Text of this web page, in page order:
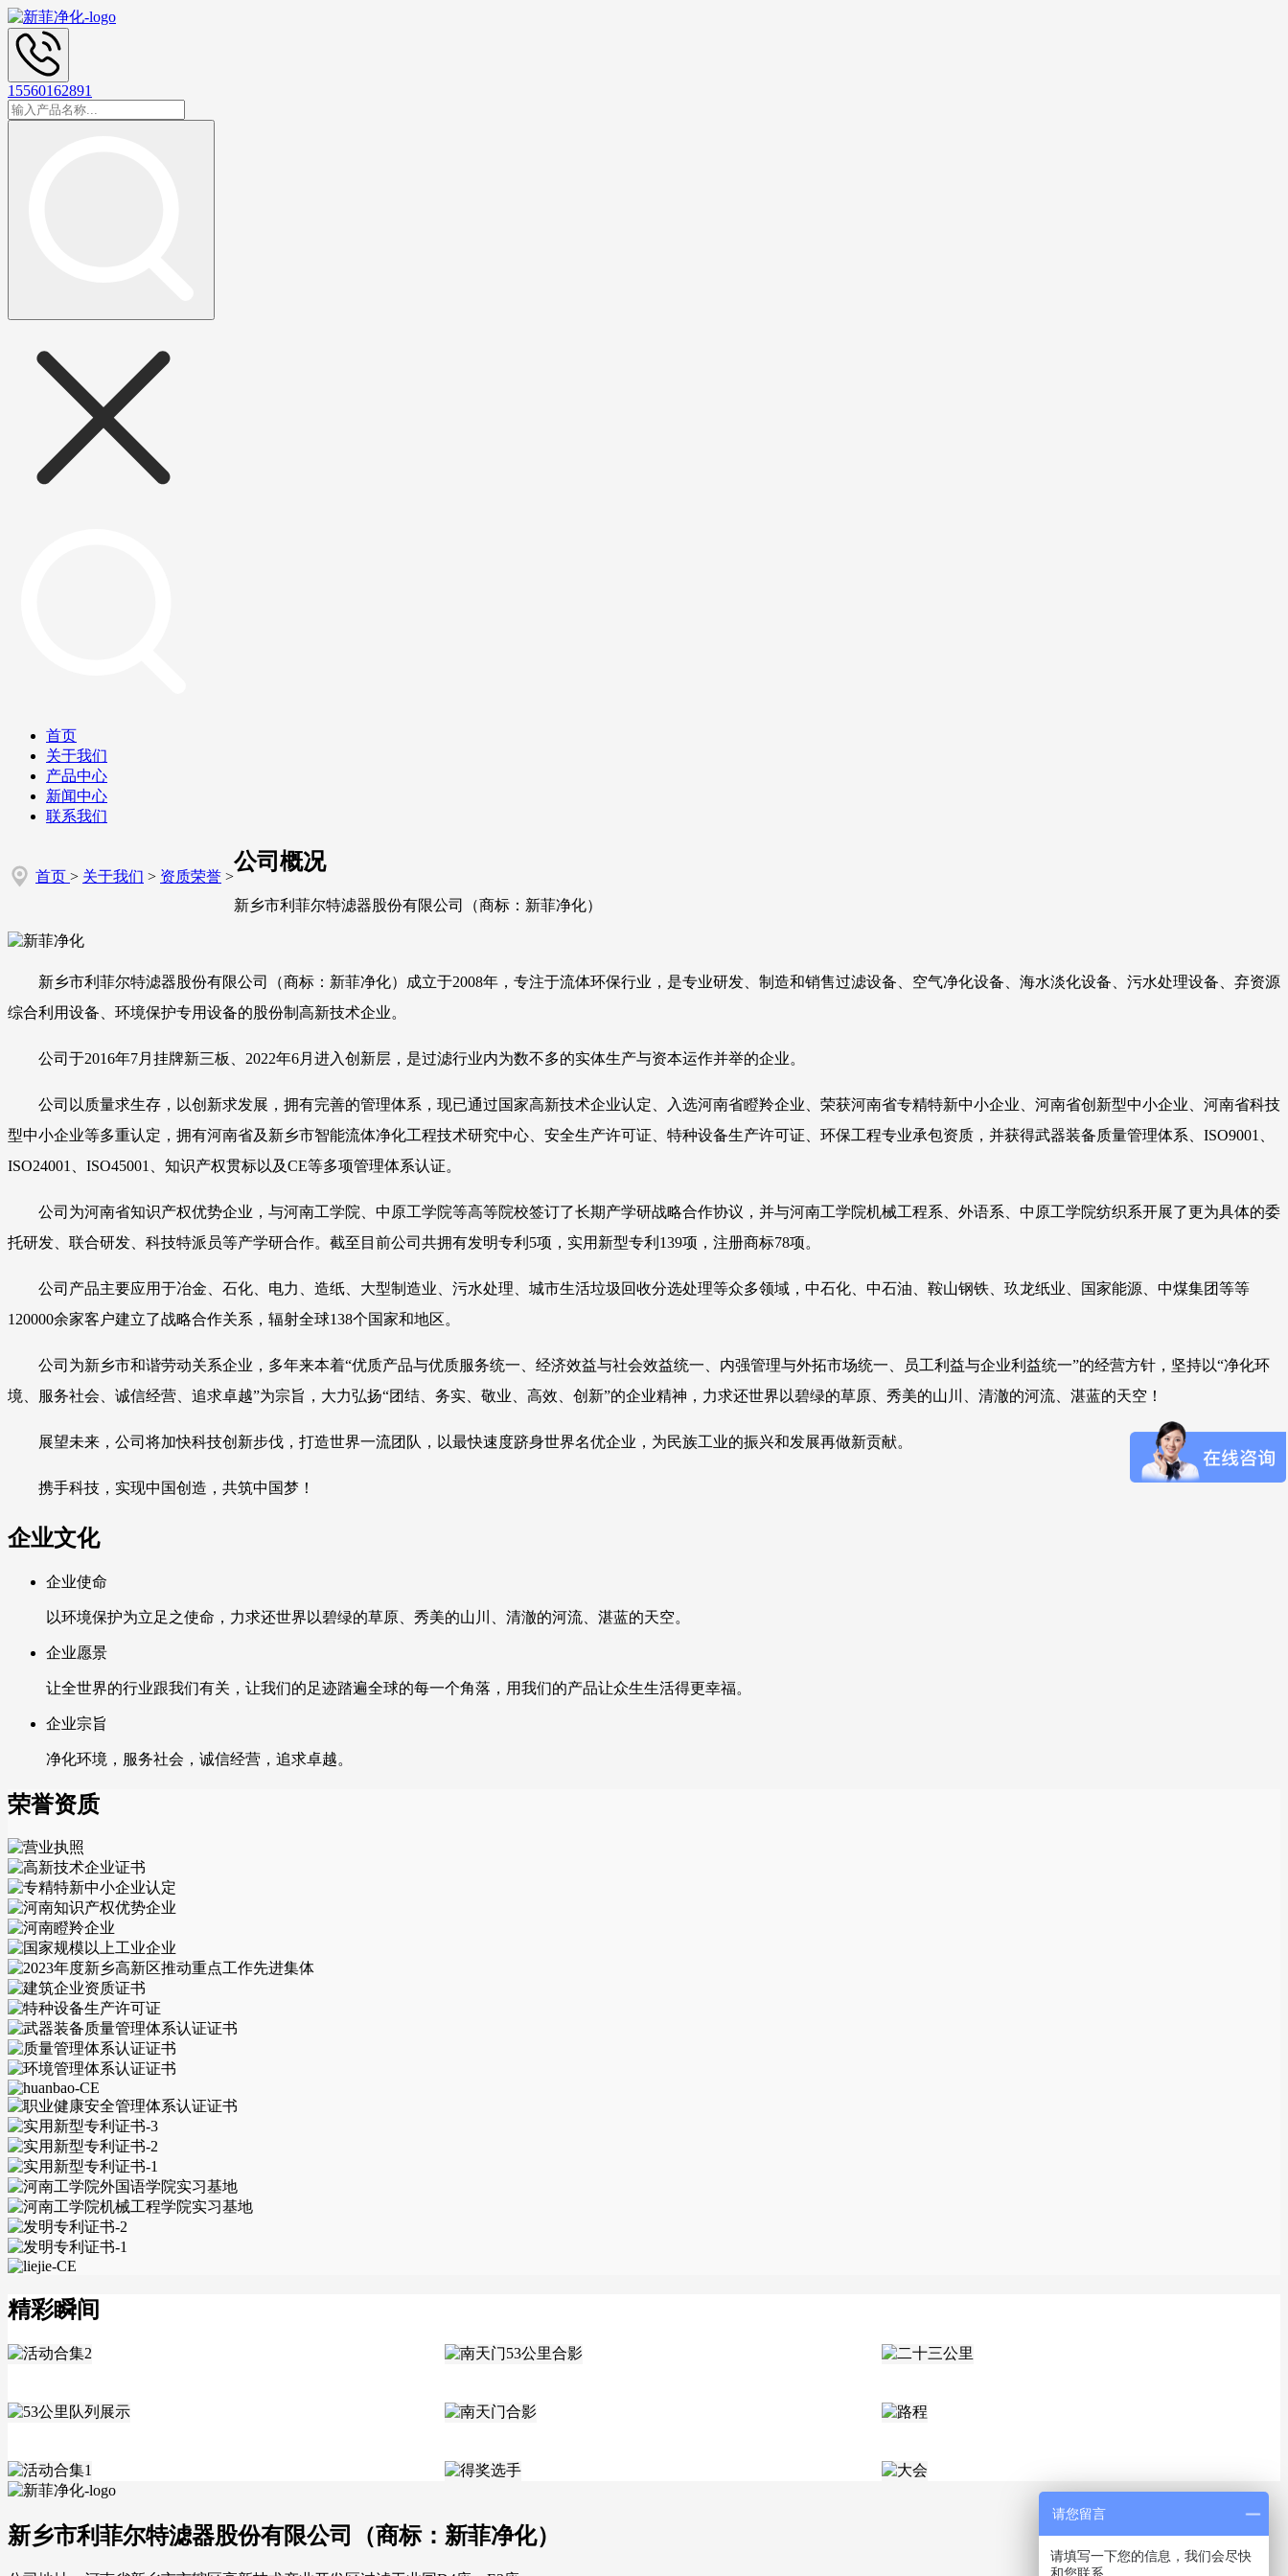
15560162891
首页
关于我们
产品中心
新闻中心
联系我们
首页 > 关于我们 > 资质荣誉 >
公司概况
新乡市利菲尔特滤器股份有限公司（商标：新菲净化）
新乡市利菲尔特滤器股份有限公司（商标：新菲净化）成立于2008年，专注于流体环保行业，是专业研发、制造和销售过滤设备、空气净化设备、海水淡化设备、污水处理设备、弃资源
综合利用设备、环境保护专用设备的股份制高新技术企业。
公司于2016年7月挂牌新三板、2022年6月进入创新层，是过滤行业内为数不多的实体生产与资本运作并举的企业。
公司以质量求生存，以创新求发展，拥有完善的管理体系，现已通过国家高新技术企业认定、入选河南省瞪羚企业、荣获河南省专精特新中小企业、河南省创新型中小企业、河南省科技
型中小企业等多重认定，拥有河南省及新乡市智能流体净化工程技术研究中心、安全生产许可证、特种设备生产许可证、环保工程专业承包资质，并获得武器装备质量管理体系、ISO9001、
ISO24001、ISO45001、知识产权贯标以及CE等多项管理体系认证。
公司为河南省知识产权优势企业，与河南工学院、中原工学院等高等院校签订了长期产学研战略合作协议，并与河南工学院机械工程系、外语系、中原工学院纺织系开展了更为具体的委
托研发、联合研发、科技特派员等产学研合作。截至目前公司共拥有发明专利5项，实用新型专利139项，注册商标78项。
公司产品主要应用于冶金、石化、电力、造纸、大型制造业、污水处理、城市生活垃圾回收分选处理等众多领域，中石化、中石油、鞍山钢铁、玖龙纸业、国家能源、中煤集团等等
120000余家客户建立了战略合作关系，辐射全球138个国家和地区。
公司为新乡市和谐劳动关系企业，多年来本着“优质产品与优质服务统一、经济效益与社会效益统一、内强管理与外拓市场统一、员工利益与企业利益统一”的经营方针，坚持以“净化环
境、服务社会、诚信经营、追求卓越”为宗旨，大力弘扬“团结、务实、敬业、高效、创新”的企业精神，力求还世界以碧绿的草原、秀美的山川、清澈的河流、湛蓝的天空！
展望未来，公司将加快科技创新步伐，打造世界一流团队，以最快速度跻身世界名优企业，为民族工业的振兴和发展再做新贡献。
携手科技，实现中国创造，共筑中国梦！
企业文化
企业使命
以环境保护为立足之使命，力求还世界以碧绿的草原、秀美的山川、清澈的河流、湛蓝的天空。
企业愿景
让全世界的行业跟我们有关，让我们的足迹踏遍全球的每一个角落，用我们的产品让众生生活得更幸福。
企业宗旨
净化环境，服务社会，诚信经营，追求卓越。
荣誉资质
精彩瞬间
新乡市利菲尔特滤器股份有限公司（商标：新菲净化）
请您留言
请填写一下您的信息，我们会尽快